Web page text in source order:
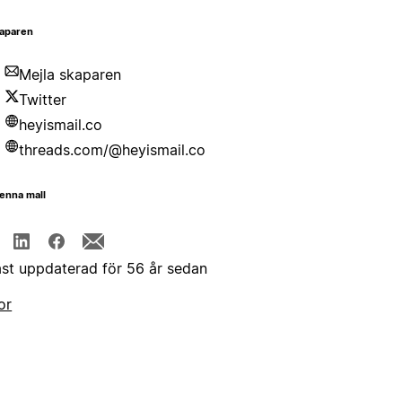
Mejla skaparen
Twitter
heyismail.co
threads.com/@heyismail.co
mall
uppdaterad för 56 år sedan